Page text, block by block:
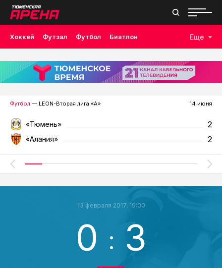
Хоккей Футзал Футбол Биатлон
Лыжные гонки Волейбол Плавание Дзюдо
Скалолазание Велоспорт Бокс
Еще
Футбол — LEON-Вторая лига «А» 14 июня
«Тюмень» 2
«Алания» 2
13 февраля 2017, 19:00
0 : 3